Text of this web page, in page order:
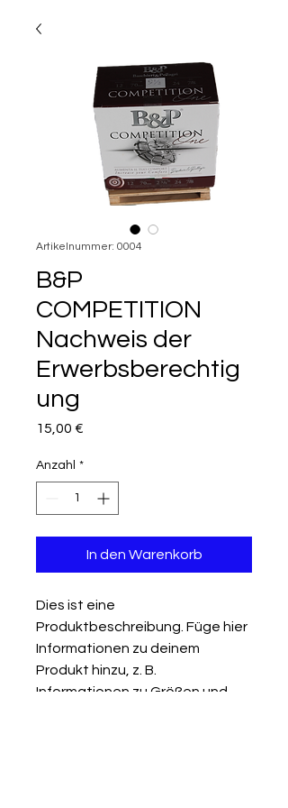
Artikelnummer: 0004
B&P
COMPETITION
Nachweis der
Erwerbsberechtig
ung
15,00 €
Anzahl *
In den Warenkorb
Dies ist eine
Produktbeschreibung. Füge hier
Informationen zu deinem
Produkt hinzu, z. B.
Informationen zu Größen und